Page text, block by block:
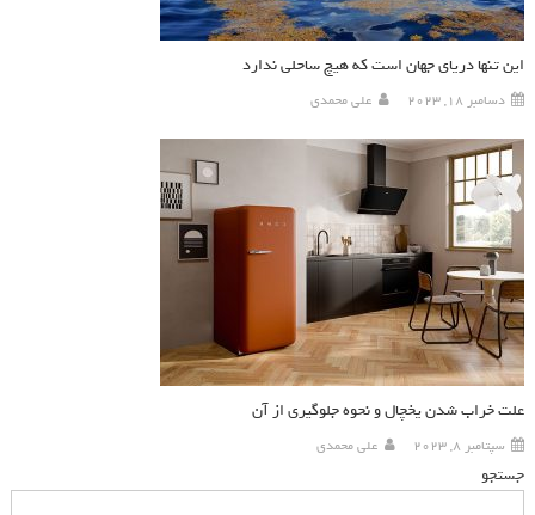
این تنها دریای جهان است که هیچ ساحلی ندارد
دسامبر 18, 2023 علی محمدی
علت خراب شدن یخچال و نحوه جلوگیری از آن
سپتامبر 8, 2023 علی محمدی
جستجو